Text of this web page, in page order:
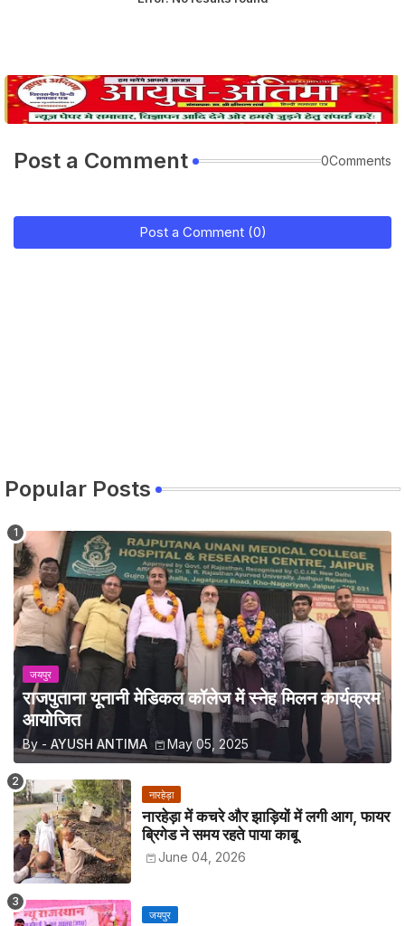
Post a Comment 0Comments
Post a Comment (0)
Popular Posts
जयपुर
राजपुताना यूनानी मेडिकल कॉलेज में स्नेह मिलन कार्यक्रम
आयोजित
By - AYUSH ANTIMA May 05, 2025
नारहेड़ा
नारहेड़ा में कचरे और झाड़ियों में लगी आग, फायर
ब्रिगेड ने समय रहते पाया काबू
June 04, 2026
जयपुर